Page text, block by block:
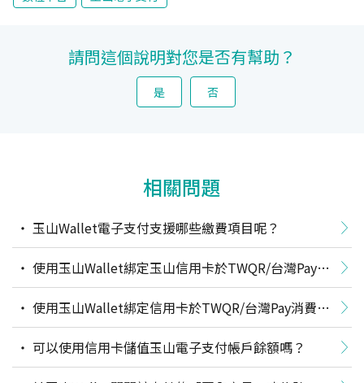
請問這個說明對您是否有幫助？
是 否
相關問題
玉山Wallet電子支付支援哪些繳費項目呢？
費，可以獲得信用卡回饋嗎？
適用各種台灣Pay通路「限定金融卡／帳戶」的活動優惠
嗎？
可以使用信用卡儲值玉山電子支付帳戶餘額嗎？